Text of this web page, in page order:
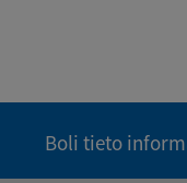
Boli tieto